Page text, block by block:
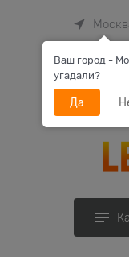
Ваш город -
угадали?
Да